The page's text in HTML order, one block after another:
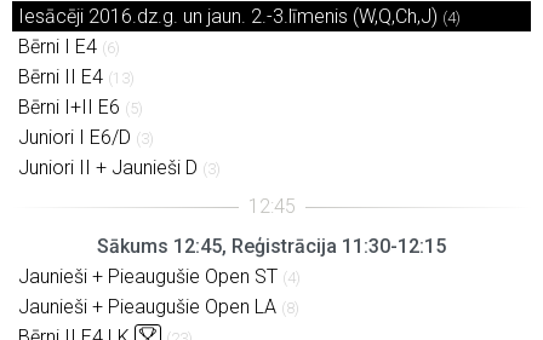
Iesācēji 2016.dz.g. un jaun. 2.-3.līmenis (W,Q,Ch,J) (4)
Bērni I E4 (6)
Bērni II E4 (13)
Bērni I+II E6 (5)
Juniori I E6/D (3)
Juniori II + Jaunieši D (3)
Sākums 12:45, Reģistrācija 11:30-12:15
Jaunieši + Pieaugušie Open ST (4)
Jaunieši + Pieaugušie Open LA (8)